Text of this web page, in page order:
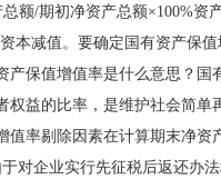
总额/期初净资产总额×100%资
本减值。要确定国有资产
有资产保值增值率是什么意思
益的比率，是维护社会简单
率剔除因素在计算期末净资产总额
于对企业实行先征税后返还办